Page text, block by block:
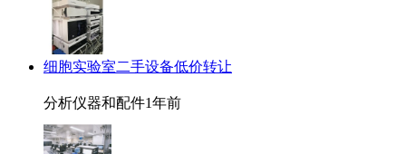
细胞实验室二手设备低价转让
分析仪器和配件1年前